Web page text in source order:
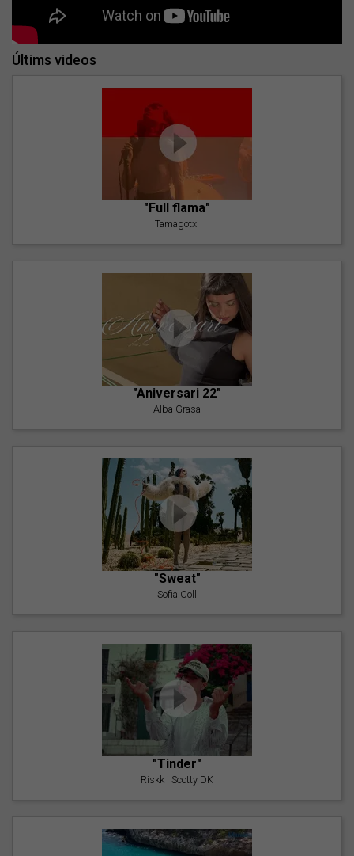
Últims videos
"Full flama"
Tamagotxi
"Aniversari 22"
Alba Grasa
"Sweat"
Sofia Coll
"Tinder"
Riskk i Scotty DK